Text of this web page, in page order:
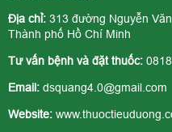
Địa chỉ: 313 đường Nguyễn
Thành phố Hồ Chí Minh
Tư vấn bệnh và đặt thuốc:
Email: dsquang4.0@gmail.com
Website: